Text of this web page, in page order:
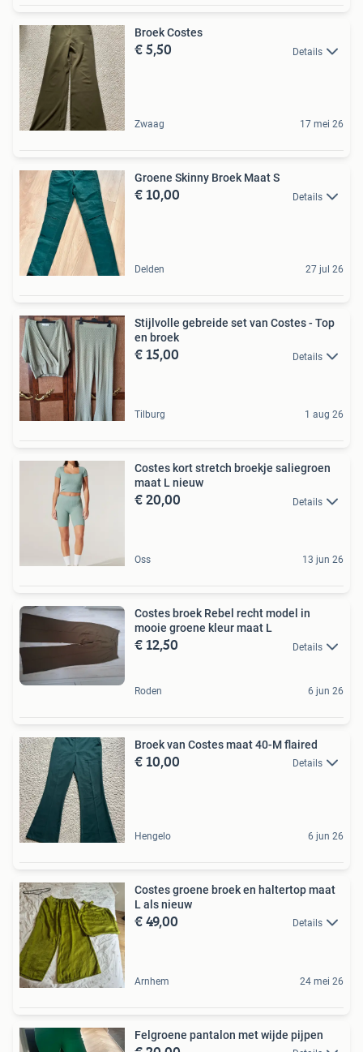
Broek Costes
€ 5,50 Details
Zwaag 17 mei 26
Groene Skinny Broek Maat S
€ 10,00 Details
Delden 27 jul 26
Stijlvolle gebreide set van Costes - Top
en broek
€ 15,00 Details
Tilburg 1 aug 26
Costes kort stretch broekje saliegroen
maat L nieuw
€ 20,00 Details
Oss 13 jun 26
Costes broek Rebel recht model in
mooie groene kleur maat L
€ 12,50 Details
Roden 6 jun 26
Broek van Costes maat 40-M flaired
€ 10,00 Details
Hengelo 6 jun 26
Costes groene broek en haltertop maat
L als nieuw
€ 49,00 Details
Arnhem 24 mei 26
Felgroene pantalon met wijde pijpen